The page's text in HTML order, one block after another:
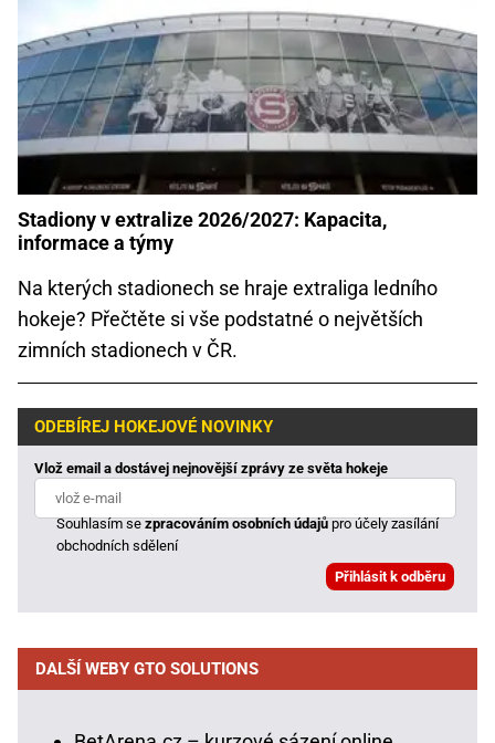
Stadiony v extralize 2026/2027: Kapacita,
informace a týmy
Na kterých stadionech se hraje extraliga ledního
hokeje? Přečtěte si vše podstatné o největších
zimních stadionech v ČR.
ODEBÍREJ HOKEJOVÉ NOVINKY
Vlož email a dostávej nejnovější zprávy ze světa hokeje
Souhlasím sezpracováním osobních údajůpro účely zasílání
obchodních sdělení
DALŠÍ WEBY GTO SOLUTIONS